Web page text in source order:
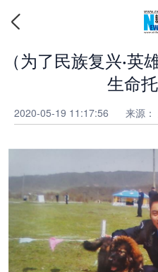
（为了民族复兴·
生命
2020-05-19 11:17:56 来源：